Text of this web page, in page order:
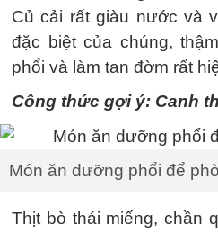
Củ cải rất giàu nước và
đặc biệt của chúng,
phổi và làm tan đờm rất
Công thức gợi ý: Canh
Món ăn dưỡng phổi để
Thịt bò thái miếng, chần